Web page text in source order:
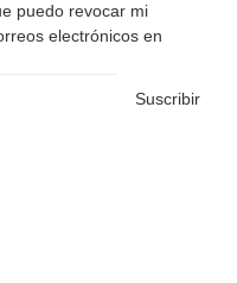
puedo revocar mi
electrónicos en
Suscribir